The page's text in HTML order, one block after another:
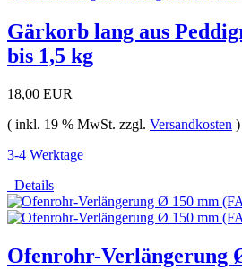
Gärkorb lang aus
bis 1,5 kg
18,00 EUR
( inkl. 19 % MwSt. zzgl. Versandkosten )
3-4 Werktage
Details
Ofenrohr-Verlängerung